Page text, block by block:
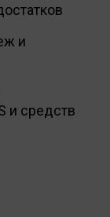
и
и средств